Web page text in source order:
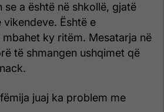
se a është në shkollë, gjatë
Është e
ky ritëm. Mesatarja në
të shmangen ushqimet që
juaj ka problem me